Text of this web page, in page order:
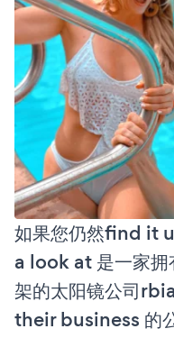
如果您仍然find it
a look at 是一家
架的太阳镜公司
their business 的公